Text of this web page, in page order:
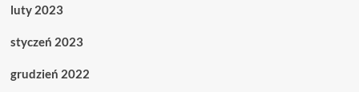
luty 2023
styczeń 2023
grudzień 2022